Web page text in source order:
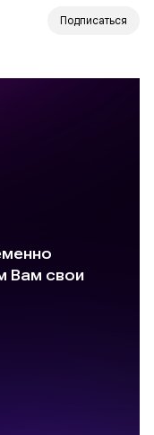
Подписаться